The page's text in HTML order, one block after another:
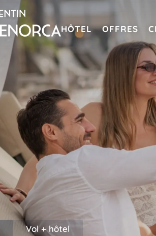
HÔTEL OFFRES
ESPAGNE
MAJORQUE
Valentin Reina Paguera
Valentin Grand Park
Finca Son Roig
Vol + hôtel